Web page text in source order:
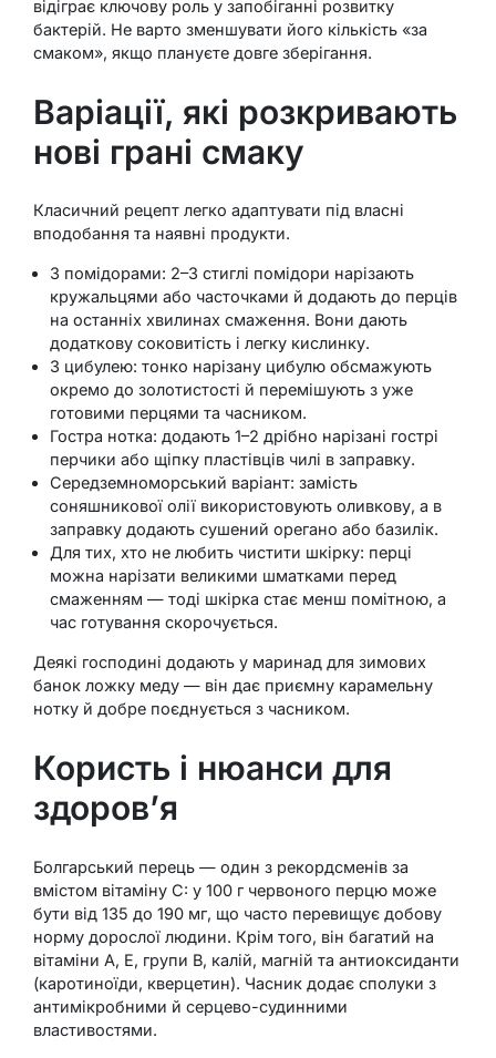
відіграє ключову роль у запобіганні розвитку
бактерій. Не варто зменшувати його кількість «за
смаком», якщо плануєте довге зберігання.
Варіації, які розкривають
нові грані смаку
Класичний рецепт легко адаптувати під власні
вподобання та наявні продукти.
З помідорами: 2–3 стиглі помідори нарізають
кружальцями або часточками й додають до перців
на останніх хвилинах смаження. Вони дають
додаткову соковитість і легку кислинку.
З цибулею: тонко нарізану цибулю обсмажують
окремо до золотистості й перемішують з уже
готовими перцями та часником.
Гостра нотка: додають 1–2 дрібно нарізані гострі
перчики або щіпку пластівців чилі в заправку.
Середземноморський варіант: замість
соняшникової олії використовують оливкову, а в
заправку додають сушений орегано або базилік.
Для тих, хто не любить чистити шкірку: перці
можна нарізати великими шматками перед
смаженням — тоді шкірка стає менш помітною, а
час готування скорочується.
Деякі господині додають у маринад для зимових
банок ложку меду — він дає приємну карамельну
нотку й добре поєднується з часником.
Користь і нюанси для
здоров’я
Болгарський перець — один з рекордсменів за
вмістом вітаміну C: у 100 г червоного перцю може
бути від 135 до 190 мг, що часто перевищує добову
норму дорослої людини. Крім того, він багатий на
вітаміни A, E, групи B, калій, магній та антиоксиданти
(каротиноїди, кверцетин). Часник додає сполуки з
антимікробними й серцево-судинними
властивостями.